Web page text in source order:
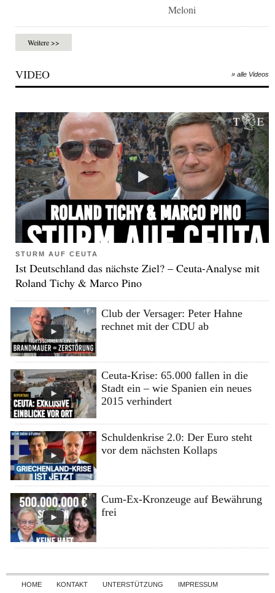
Meloni
Weitere >>
VIDEO » alle Videos
STURM AUF CEUTA
Ist Deutschland das nächste Ziel? – Ceuta-Analyse mit
Roland Tichy & Marco Pino
Club der Versager: Peter Hahne
rechnet mit der CDU ab
Ceuta-Krise: 65.000 fallen in die
Stadt ein – wie Spanien ein neues
2015 verhindert
Schuldenkrise 2.0: Der Euro steht
vor dem nächsten Kollaps
Cum-Ex-Kronzeuge auf Bewährung
frei
Skip to content
HOME KONTAKT UNTERSTÜTZUNG IMPRESSUM